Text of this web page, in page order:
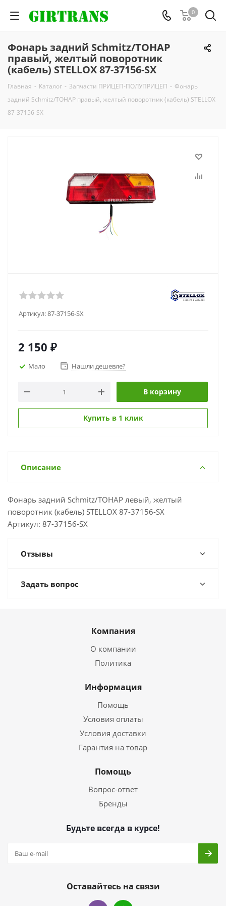
0
Фонарь задний Sсhmitz/ТОНАР
правый, желтый поворотник
(кабель) STELLOX 87-37156-SX
Главная - Каталог - Запчасти ПРИЦЕП-ПОЛУПРИЦЕП - Фонарь
задний Sсhmitz/ТОНАР правый, желтый поворотник (кабель) STELLOX
87-37156-SX
Артикул:87-37156-SX
2 150 ₽
Мало Нашли дешевле?
В корзину
Купить в 1 клик
Описание
Фонарь задний Sсhmitz/ТОНАР левый, желтый
поворотник (кабель) STELLOX 87-37156-SX
Артикул: 87-37156-SX
Отзывы
Задать вопрос
Компания
О компании
Политика
Информация
Помощь
Условия оплаты
Условия доставки
Гарантия на товар
Помощь
Вопрос-ответ
Бренды
Будьте всегда в курсе!
Оставайтесь на связи